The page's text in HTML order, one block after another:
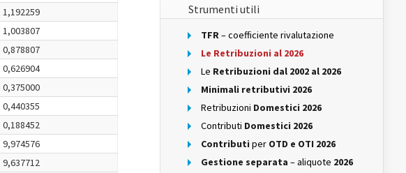
1,192259
1,003807
0,878807
0,626904
0,375000
0,440355
0,188452
9,974576
9,637712
Strumenti utili
TFR– coefficiente rivalutazione
Le Retribuzioni al 2026
Le Retribuzioni dal 2002 al 2026
Minimali retributivi 2026
Retribuzioni Domestici 2026
Contributi Domestici 2026
Contributi per OTD e OTI 2026
Gestione separata – aliquote 2026